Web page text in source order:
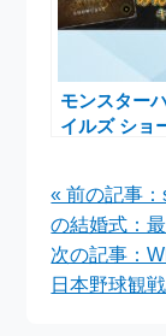
モンスター
イルズ ショ
るチャンス
« 前の記事
の結婚式：
次の記事：
日本野球観